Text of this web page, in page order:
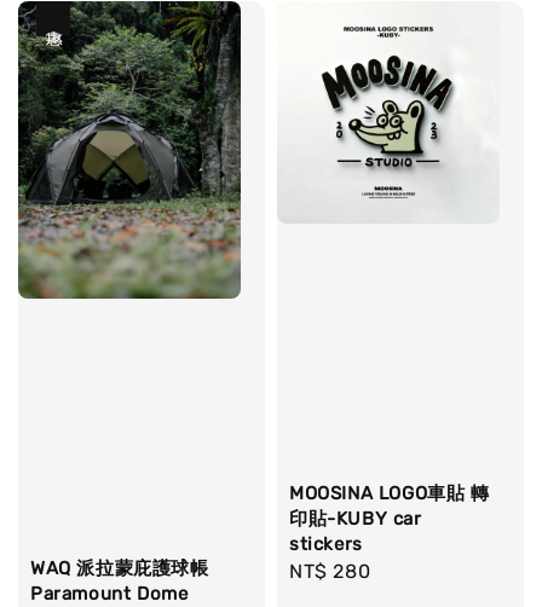
WAQ 派拉蒙庇護球帳
Paramount Dome
MOOSINA LOGO車貼 轉
印貼-KUBY car
stickers
Regular
NT$ 280